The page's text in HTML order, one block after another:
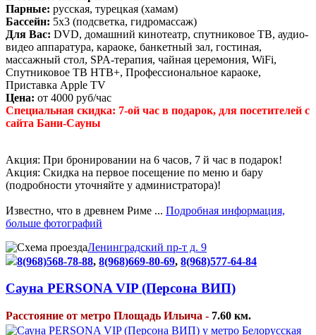
Парные: русская, турецкая (хамам)
Бассейн: 5х3 (подсветка, гидромассаж)
Для Вас: DVD, домашний кинотеатр, спутниковое ТВ, аудио-
видео аппаратура, караоке, банкетный зал, гостиная,
массажный стол, SPA-терапия, чайная церемония, WiFi,
Спутниковое ТВ НТВ+, Профессиональное караоке,
Приставка Apple TV
Цена: от 4000 руб/час
Специальная скидка: 7-ой час в подарок, для посетителей с
сайта Бани-Сауны
Акция: При бронировании на 6 часов, 7 й час в подарок!
Акция: Скидка на первое посещение по меню и бару
(подробности уточняйте у администратора)!
Известно, что в древнем Риме ... Подробная информация,
больше фотографий
Ленинградский пр-т д. 9
8(968)568-78-88, 8(968)669-80-69, 8(968)577-64-84
Сауна PERSONA VIP (Персона ВИП)
Расстояние от метро Площадь Ильича - 7.60 км.